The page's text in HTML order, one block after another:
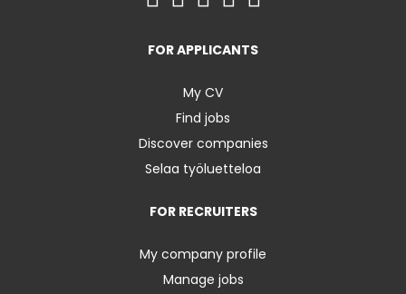
FOR APPLICANTS
My CV
Find jobs
Discover companies
Selaa työluetteloa
FOR RECRUITERS
My company profile
Manage jobs